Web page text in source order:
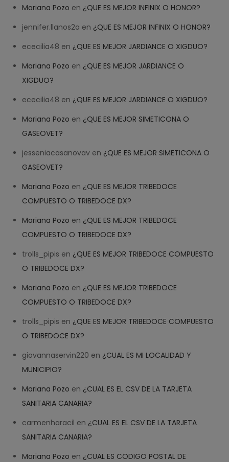
Mariana Pozo en ¿QUE ES MEJOR INFINIX O HONOR?
jennifer.llanos2a en ¿QUE ES MEJOR INFINIX O HONOR?
ececilia48 en ¿QUE ES MEJOR JARDIANCE O XIGDUO?
Mariana Pozo en ¿QUE ES MEJOR JARDIANCE O
XIGDUO?
ececilia48 en ¿QUE ES MEJOR JARDIANCE O XIGDUO?
Mariana Pozo en ¿QUE ES MEJOR SIMETICONA O
GASEOVET?
jesseniacasanovav en ¿QUE ES MEJOR SIMETICONA O
GASEOVET?
Mariana Pozo en ¿QUE ES MEJOR TRIBEDOCE
COMPUESTO O TRIBEDOCE DX?
Mariana Pozo en ¿QUE ES MEJOR TRIBEDOCE
COMPUESTO O TRIBEDOCE DX?
trolls_pipis en ¿QUE ES MEJOR TRIBEDOCE COMPUESTO
O TRIBEDOCE DX?
Mariana Pozo en ¿QUE ES MEJOR TRIBEDOCE
COMPUESTO O TRIBEDOCE DX?
trolls_pipis en ¿QUE ES MEJOR TRIBEDOCE COMPUESTO
O TRIBEDOCE DX?
giovannaservin220 en ¿CUAL ES MI LOCALIDAD Y
MUNICIPIO?
Mariana Pozo en ¿CUAL ES EL CSV DE LA TARJETA
SANITARIA CANARIA?
carmenharacil en ¿CUAL ES EL CSV DE LA TARJETA
SANITARIA CANARIA?
Mariana Pozo en ¿CUAL ES CODIGO POSTAL DE